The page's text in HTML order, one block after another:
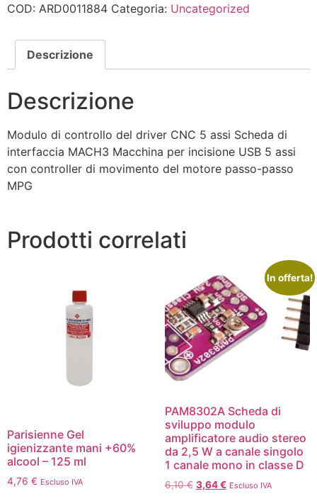
COD: ARD0011884 Categoria: Uncategorized
Descrizione
Descrizione
Modulo di controllo del driver CNC 5 assi Scheda di
interfaccia MACH3 Macchina per incisione USB 5 assi
con controller di movimento del motore passo-passo
MPG
Prodotti correlati
Parisienne Gel
igienizzante mani +60%
alcool – 125 ml
4,76 € Escluso IVA
In offerta!
PAM8302A Scheda di
sviluppo modulo
amplificatore audio stereo
da 2,5 W a canale singolo
1 canale mono in classe D
6,10€ 3,64€ Escluso IVA